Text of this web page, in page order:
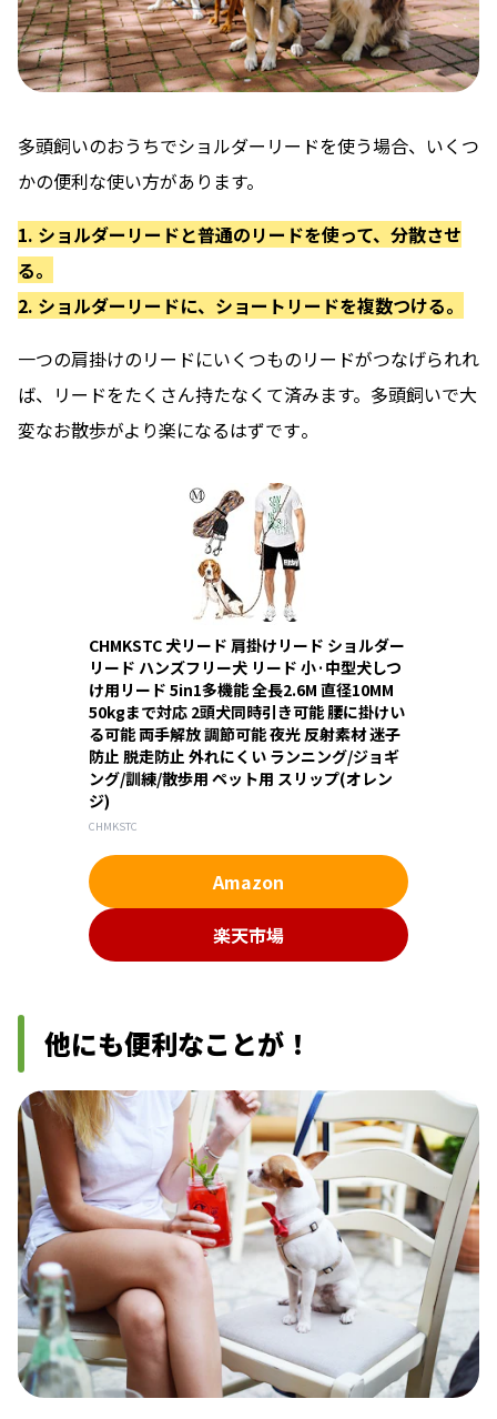
多頭飼いのおうちでショルダーリードを使う場合、 いくつ
かの便利な使い方があります。
1. ショルダーリードと普通のリードを使って、分散させ
る。
2. ショルダーリードに、ショートリードを複数つける。
一つの肩掛けのリードにいくつものリードがつなげられれ
ば、リードをたくさん持たなくて済みます。 多頭飼いで大
変なお散歩がより楽になるはずです。
CHMKSTC 犬リード 肩掛けリード ショルダー
リード ハンズフリー犬 リード 小·中型犬しつ
け用リード 5in1多機能 全長2.6M 直径10MM
50kgまで対応 2頭犬同時引き可能 腰に掛けい
る可能 両手解放 調節可能 夜光 反射素材 迷子
防止 脱走防止 外れにくい ランニング/ジョギ
ング/訓練/散歩用 ペット用 スリップ(オレン
ジ)
CHMKSTC
Amazon
楽天市場
他にも便利なことが！